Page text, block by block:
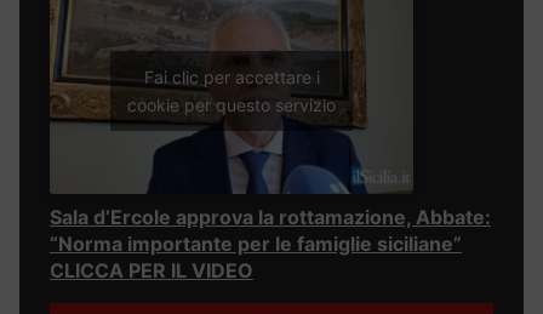
Fai clic per accettare i
cookie per questo servizio
Sala d’Ercole approva la rottamazione, Abbate:
“Norma importante per le famiglie siciliane”
CLICCA PER IL VIDEO